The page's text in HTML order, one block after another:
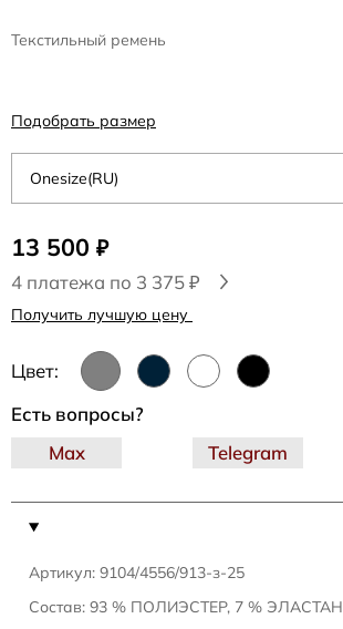
Текстильный ремень
13 500 ₽
4 платежа по 3 375 ₽
Получить лучшую цену
Цвет:
Onesize(RU)
Подобрать размер
Артикул: 9104/4556/913-з-25
Состав: 93 % ПОЛИЭСТЕР, 7 % ЭЛАСТАН
Есть вопросы?
Telegram
Max